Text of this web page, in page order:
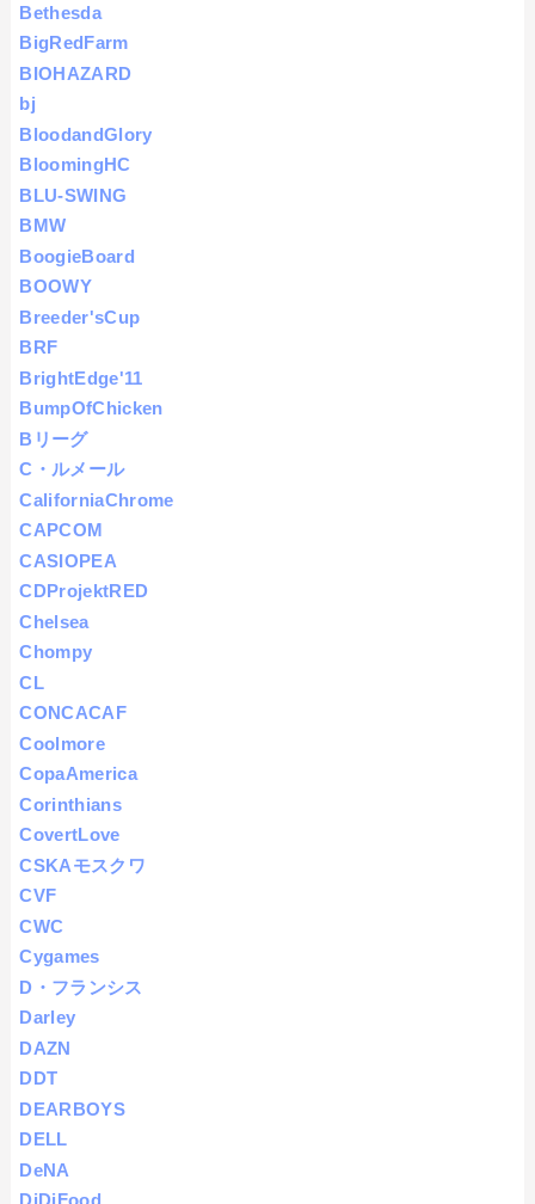
Bethesda
BigRedFarm
BIOHAZARD
bj
BloodandGlory
BloomingHC
BLU-SWING
BMW
BoogieBoard
BOOWY
Breeder'sCup
BRF
BrightEdge'11
BumpOfChicken
Bリーグ
C・ルメール
CaliforniaChrome
CAPCOM
CASIOPEA
CDProjektRED
Chelsea
Chompy
CL
CONCACAF
Coolmore
CopaAmerica
Corinthians
CovertLove
CSKAモスクワ
CVF
CWC
Cygames
D・フランシス
Darley
DAZN
DDT
DEARBOYS
DELL
DeNA